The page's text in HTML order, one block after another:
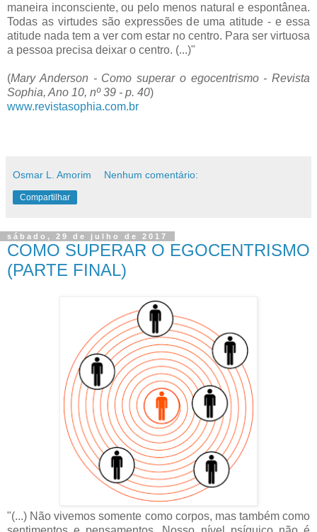
maneira inconsciente, ou pelo menos natural e espontânea.
Todas as virtudes são expressões de uma atitude - e essa
atitude nada tem a ver com estar no centro. Para ser virtuosa
a pessoa precisa deixar o centro. (...)"
(Mary Anderson - Como superar o egocentrismo - Revista
Sophia, Ano 10, nº 39 - p. 40)
www.revistasophia.com.br
Osmar L. Amorim Nenhum comentário:
Compartilhar
sábado, 29 de julho de 2017
COMO SUPERAR O EGOCENTRISMO
(PARTE FINAL)
"(...) Não vivemos somente como corpos, mas também como